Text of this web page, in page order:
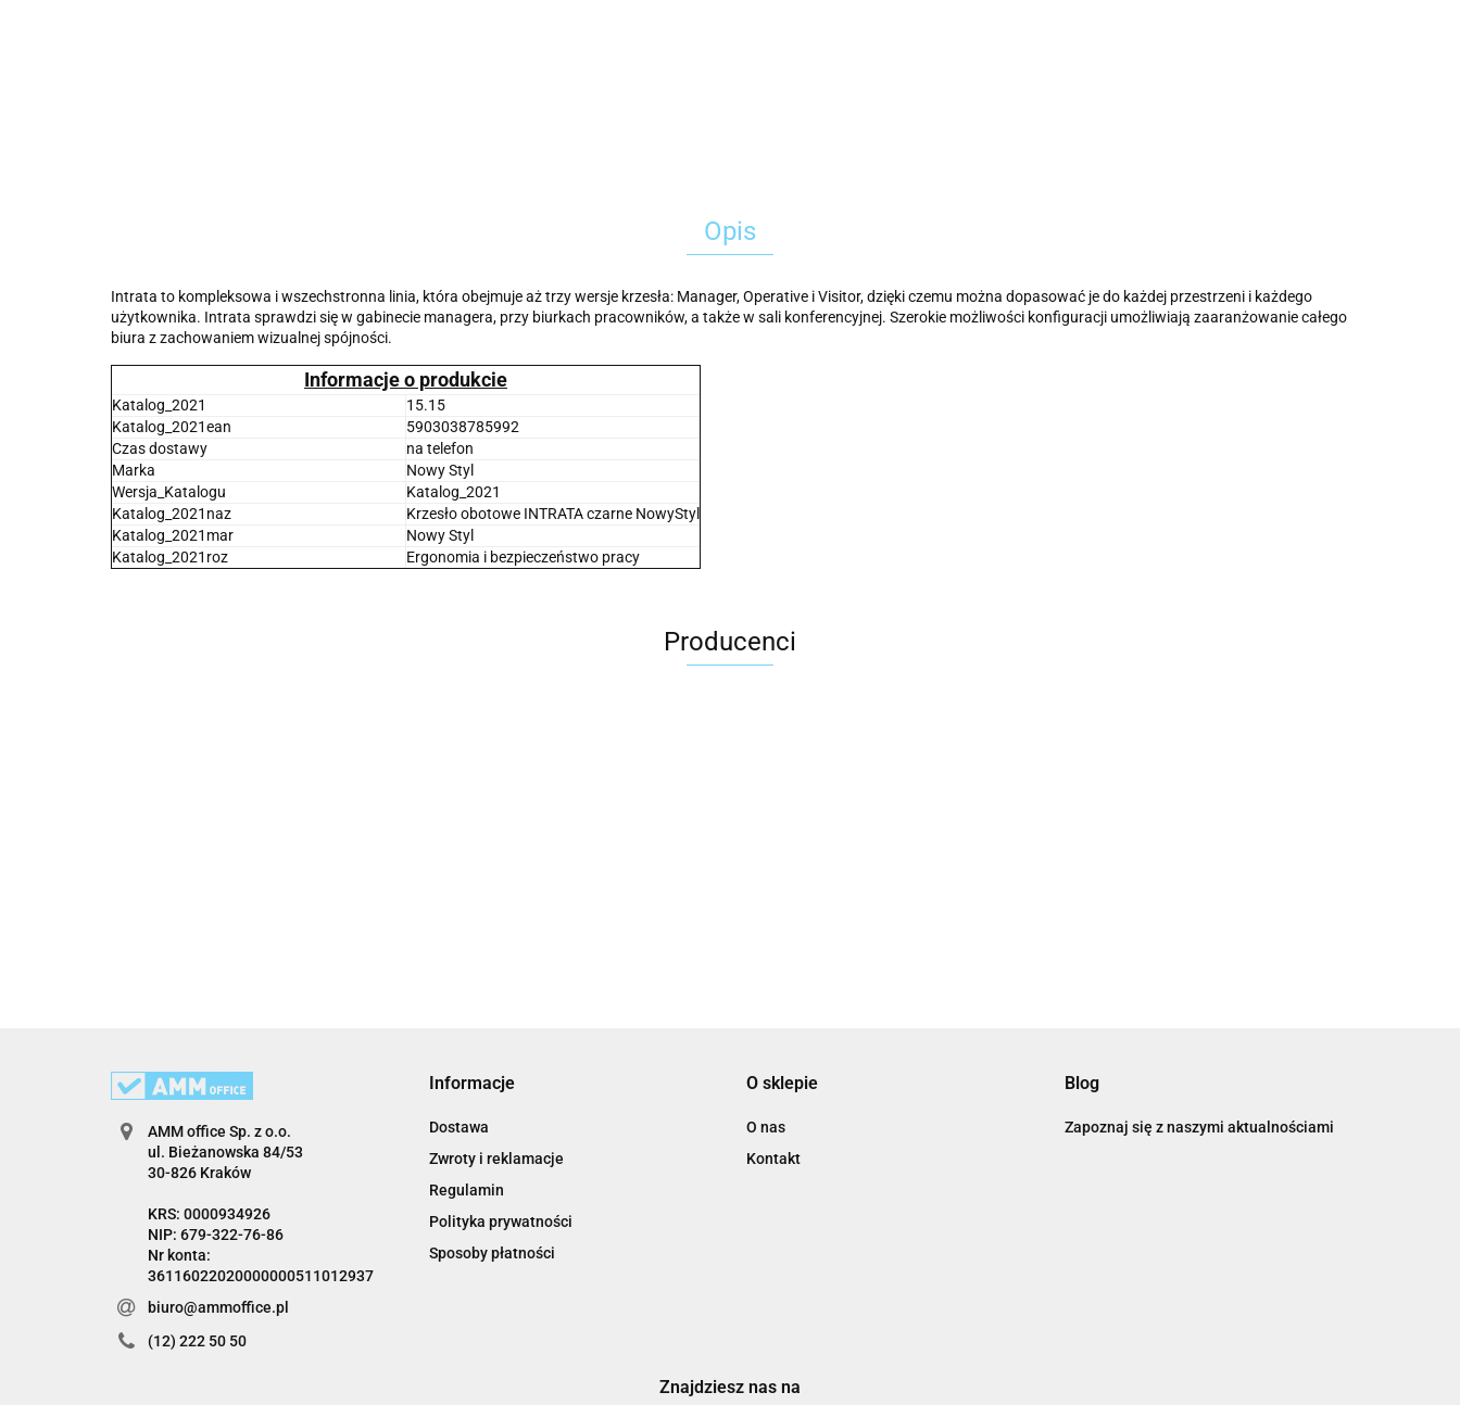
Opis
Intrata to kompleksowa i wszechstronna linia, która obejmuje aż trzy wersje krzesła: Manager, Operative i Visitor, dzięki czemu można dopasować je do każdej przestrzeni i każdego
użytkownika. Intrata sprawdzi się w gabinecie managera, przy biurkach pracowników, a także w sali konferencyjnej. Szerokie możliwości konfiguracji umożliwiają zaaranżowanie całego
biura z zachowaniem wizualnej spójności.
Informacje o produkcie
Katalog_2021
15.15
Katalog_2021ean
5903038785992
Czas dostawy
na telefon
Marka
Nowy Styl
Wersja_Katalogu
Katalog_2021
Katalog_2021naz
Krzesło obotowe INTRATA czarne NowyStyl
Katalog_2021mar
Nowy Styl
Katalog_2021roz
Ergonomia i bezpieczeństwo pracy
Producenci
AMM office Sp. z o.o.
ul. Bieżanowska 84/53
30-826 Kraków
KRS: 0000934926
NIP: 679-322-76-86
Nr konta:
36116022020000000511012937
biuro@ammoffice.pl
(12) 222 50 50
Informacje
Dostawa
Zwroty i reklamacje
Regulamin
Polityka prywatności
Sposoby płatności
O sklepie
O nas
Kontakt
Blog
Zapoznaj się z naszymi aktualnościami
Znajdziesz nas na